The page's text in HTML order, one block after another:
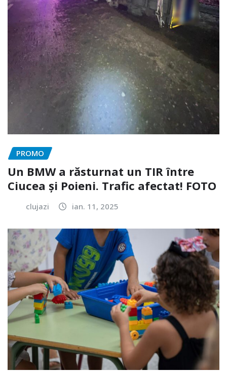
PROMO
Un BMW a răsturnat un TIR între
Ciucea și Poieni. Trafic afectat! FOTO
clujazi ian. 11, 2025